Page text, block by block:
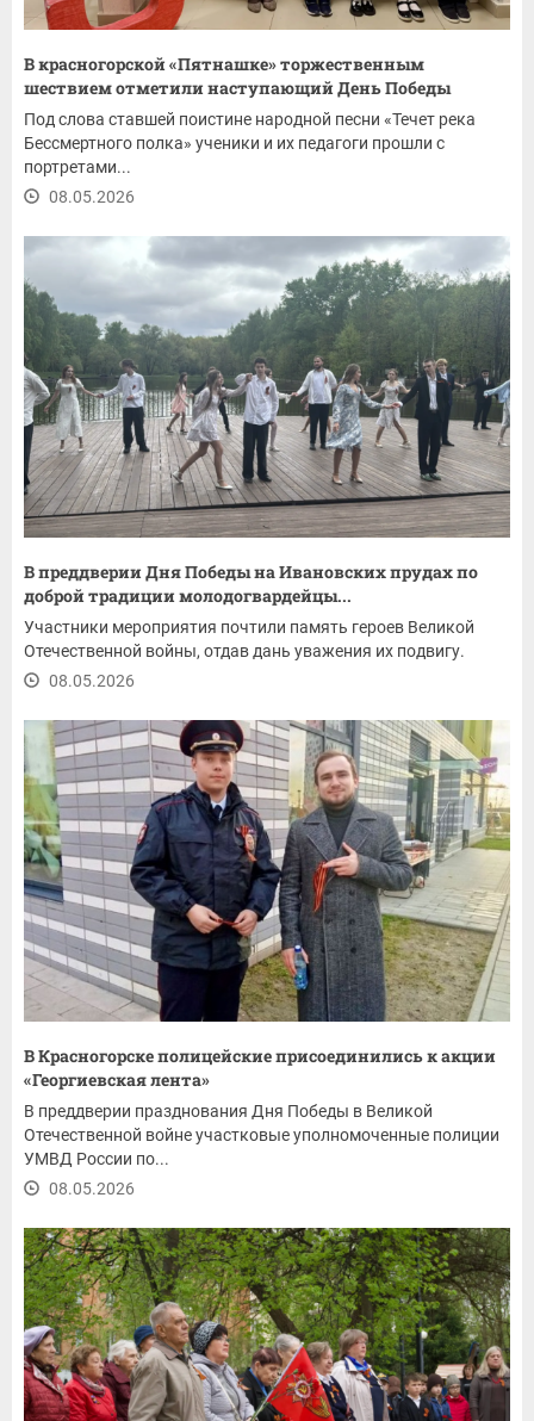
В красногорской «Пятнашке» торжественным
шествием отметили наступающий День Победы
Под слова ставшей поистине народной песни «Течет река
Бессмертного полка» ученики и их педагоги прошли с
портретами...
08.05.2026
В преддверии Дня Победы на Ивановских прудах по
доброй традиции молодогвардейцы...
Участники мероприятия почтили память героев Великой
Отечественной войны, отдав дань уважения их подвигу.
08.05.2026
В Красногорске полицейские присоединились к акции
«Георгиевская лента»
В преддверии празднования Дня Победы в Великой
Отечественной войне участковые уполномоченные полиции
УМВД России по...
08.05.2026